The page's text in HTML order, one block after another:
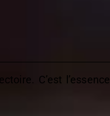
C’est l’essence